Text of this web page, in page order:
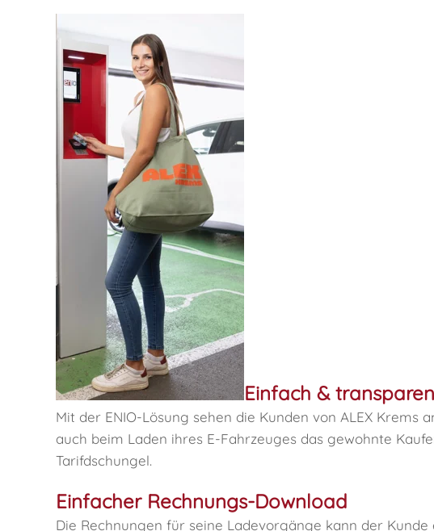
Einfach &
Mit der ENIO-Lösung sehen die Kunden von ALEX
auch beim Laden ihres E-Fahrzeuges das gewohnte
Tarifdschungel.
Einfacher Rechnungs-Download
Die Rechnungen für seine Ladevorgänge kann der